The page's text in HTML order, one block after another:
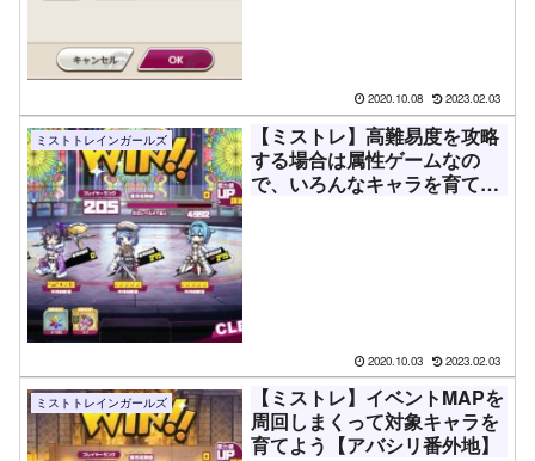
2020.10.08 2023.02.03
ミストトレインガールズ
【ミストレ】高難易度を攻略
する場合は属性ゲームなの
で、いろんなキャラを育てよ
2020.10.03 2023.02.03
ミストトレインガールズ
【ミストレ】イベントMAPを
周回しまくって対象キャラを
育てよう【アバシリ番外地】